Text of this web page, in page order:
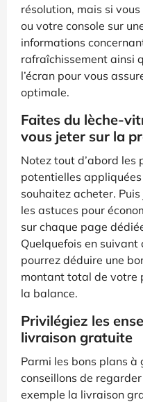
résolution, mais si
ou votre console sur
informations
rafraîchissement ainsi
l’écran pour vous
optimale.
Faites du lèche-
vous jeter sur la
Notez tout d’abord les
potentielles
souhaitez acheter.
les astuces pour
sur chaque page
Quelquefois en suivant
pourrez déduire une
montant total de votre
la balance.
Privilégiez les
livraison gratuite
Parmi les bons plans à
conseillons de
exemple la livraison